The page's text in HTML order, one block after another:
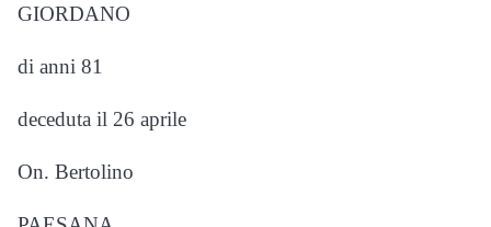
GIORDANO
di anni 81
deceduta il 26 aprile
On. Bertolino